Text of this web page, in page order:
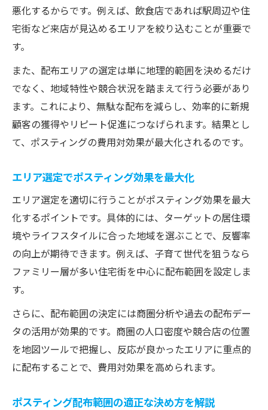
反響率向上へ導くポスティングの秘訣
反響率を高めるポスティング配布の実践法
エリア選定が左右するポスティングの反応
配布範囲最適化で新規顧客を効率獲得
ポスティングの成果を最大化する秘訣
ターゲットに届く配布エリアの設定術
ターゲット別配布範囲の絞り方を伝授
顧客属性を意識したポスティングエリア設
計
反響を生む配布エリアの具体的な設定方法
配布範囲とターゲット分析の組み合わせ術
地図ツールを活用したエリア特性分析法
配布エリア特性を見抜く地図アプリ活用法
エリアマップで商圏を可視化し最適化する
配布範囲設定に役立つ地図活用ポイント
地理的障害を考慮した配布範囲の調整方法
費用対効果を高める配布範囲の考え方
悪化するからです。例えば、飲食店であれば駅周辺や住
宅街など来店が見込めるエリアを絞り込むことが重要で
す。
また、配布エリアの選定は単に地理的範囲を決めるだけ
でなく、地域特性や競合状況を踏まえて行う必要があり
ます。これにより、無駄な配布を減らし、効率的に新規
顧客の獲得やリピート促進につなげられます。結果とし
て、ポスティングの費用対効果が最大化されるのです。
エリア選定でポスティング効果を最大化
エリア選定を適切に行うことがポスティング効果を最大
化するポイントです。具体的には、ターゲットの居住環
境やライフスタイルに合った地域を選ぶことで、反響率
の向上が期待できます。例えば、子育て世代を狙うなら
ファミリー層が多い住宅街を中心に配布範囲を設定しま
す。
さらに、配布範囲の決定には商圏分析や過去の配布デー
タの活用が効果的です。商圏の人口密度や競合店の位置
を地図ツールで把握し、反応が良かったエリアに重点的
に配布することで、費用対効果を高められます。
ポスティング配布範囲の適正な決め方を解説